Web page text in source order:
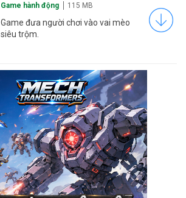
Game hành động 115 MB
Game đưa người chơi vào vai mèo
siêu trộm.